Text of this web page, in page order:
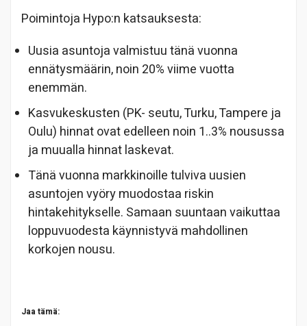
Poimintoja Hypo:n katsauksesta:
Uusia asuntoja valmistuu tänä vuonna
ennätysmäärin, noin 20% viime vuotta
enemmän.
Kasvukeskusten (PK- seutu, Turku, Tampere ja
Oulu) hinnat ovat edelleen noin 1..3% nousussa
ja muualla hinnat laskevat.
Tänä vuonna markkinoille tulviva uusien
asuntojen vyöry muodostaa riskin
hintakehitykselle. Samaan suuntaan vaikuttaa
loppuvuodesta käynnistyvä mahdollinen
korkojen nousu.
Jaa tämä: